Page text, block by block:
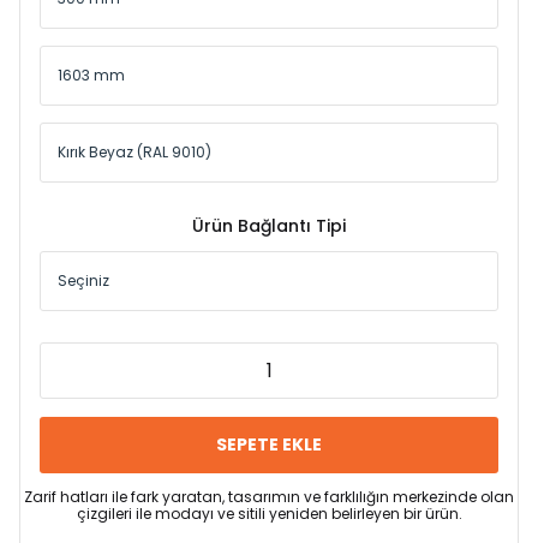
Ürün Bağlantı Tipi
SEPETE EKLE
Zarif hatları ile fark yaratan, tasarımın ve farklılığın merkezinde olan
çizgileri ile modayı ve sitili yeniden belirleyen bir ürün.